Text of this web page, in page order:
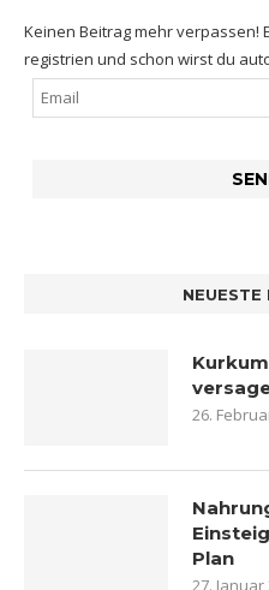
Keinen Beitrag mehr verpassen!
registrien und schon wirst du
NEUESTE
26.
Plan